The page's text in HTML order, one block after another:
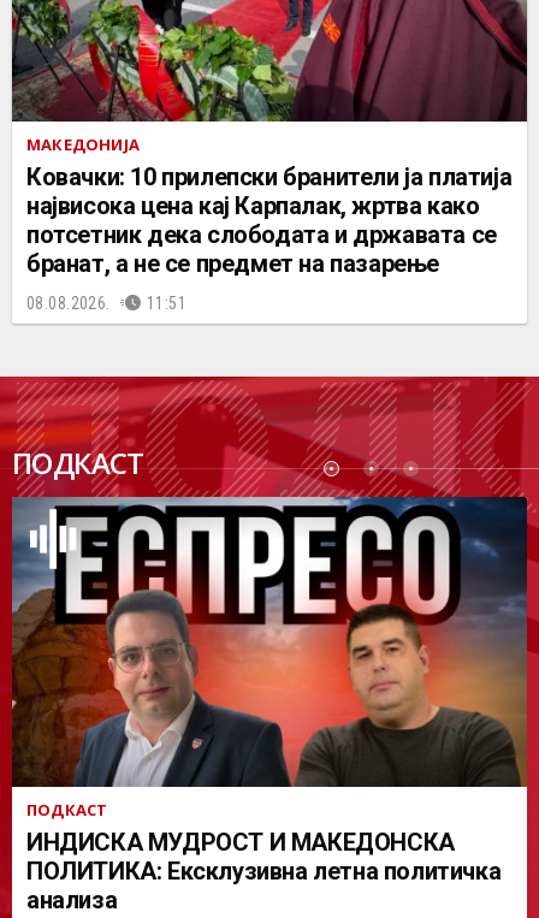
МАКЕДОНИЈА
Ковачки: 10 прилепски бранители ја платија
највисока цена кај Карпалак, жртва како
потсетник дека слободата и државата се
бранат, а не се предмет на пазарење
08.08.2026. 11:51
ПОДКАСТ
ПОДК
АСТ
ПОДКАСТ
ИНДИСКА МУДРОСТ И МАКЕДОНСКА
ПОЛИТИКА: Ексклузивна летна политичка
анализа